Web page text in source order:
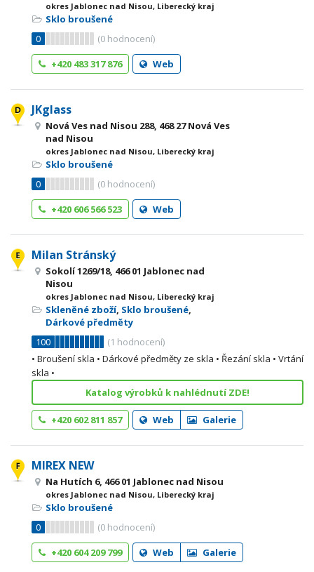
okres Jablonec nad Nisou, Liberecký kraj
Sklo broušené
0
(0 hodnocení)
+420 483 317 876
Web
JKglass
Nová Ves nad Nisou 288, 468 27 Nová Ves
nad Nisou
okres Jablonec nad Nisou, Liberecký kraj
Sklo broušené
0
(0 hodnocení)
+420 606 566 523
Web
Milan Stránský
Sokolí 1269/18, 466 01 Jablonec nad
Nisou
okres Jablonec nad Nisou, Liberecký kraj
Skleněné zboží, Sklo broušené,
Dárkové předměty
100
(1 hodnocení)
• Broušení skla • Dárkové předměty ze skla • Řezání skla • Vrtání
skla •
Katalog výrobků k nahlédnutí ZDE!
+420 602 811 857 Web Galerie
MIREX NEW
Na Hutích 6, 466 01 Jablonec nad Nisou
okres Jablonec nad Nisou, Liberecký kraj
Sklo broušené
0
(0 hodnocení)
+420 604 209 799
Web Galerie